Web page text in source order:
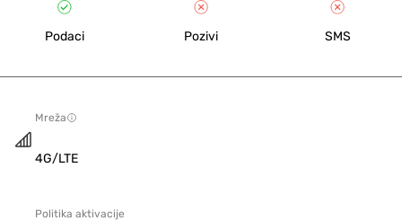
Podaci Pozivi SMS
Mreža
4G/LTE
Politika aktivacije